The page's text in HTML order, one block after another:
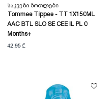
Საკვები Ბოთლები
Tommee Tippee - TT 1X150ML
AAC BTL SLO SE CEE IL PL 0
Months+
42,95 ₾